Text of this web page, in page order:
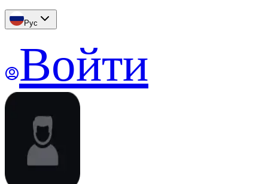
Рус
Войти